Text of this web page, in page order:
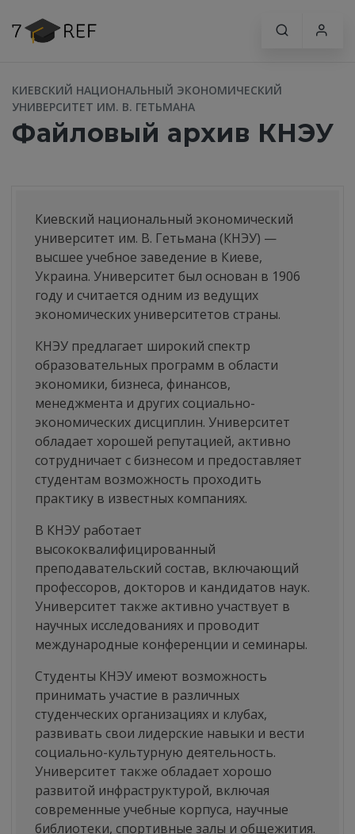
КИЕВСКИЙ НАЦИОНАЛЬНЫЙ ЭКОНОМИЧЕСКИЙ
УНИВЕРСИТЕТ ИМ. В. ГЕТЬМАНА
Файловый архив КНЭУ
Киевский национальный экономический
университет им. В. Гетьмана (КНЭУ) —
высшее учебное заведение в Киеве,
Украина. Университет был основан в 1906
году и считается одним из ведущих
экономических университетов страны.
КНЭУ предлагает широкий спектр
образовательных программ в области
экономики, бизнеса, финансов,
менеджмента и других социально-
экономических дисциплин. Университет
обладает хорошей репутацией, активно
сотрудничает с бизнесом и предоставляет
студентам возможность проходить
практику в известных компаниях.
В КНЭУ работает
высококвалифицированный
преподавательский состав, включающий
профессоров, докторов и кандидатов наук.
Университет также активно участвует в
научных исследованиях и проводит
международные конференции и семинары.
Студенты КНЭУ имеют возможность
принимать участие в различных
студенческих организациях и клубах,
развивать свои лидерские навыки и вести
социально-культурную деятельность.
Университет также обладает хорошо
развитой инфраструктурой, включая
современные учебные корпуса, научные
библиотеки, спортивные залы и общежития.